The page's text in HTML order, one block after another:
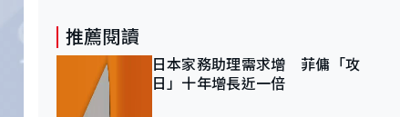
推薦閱讀
日本家務助理需求增 菲傭「攻
日」十年增長近一倍